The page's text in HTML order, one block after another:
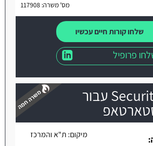
מס' משרה: 117908
שלחו קורות חיים עכשיו
פרופיל
Security Lead עבור
משרה חמה מיקום: ת"א והמרכז